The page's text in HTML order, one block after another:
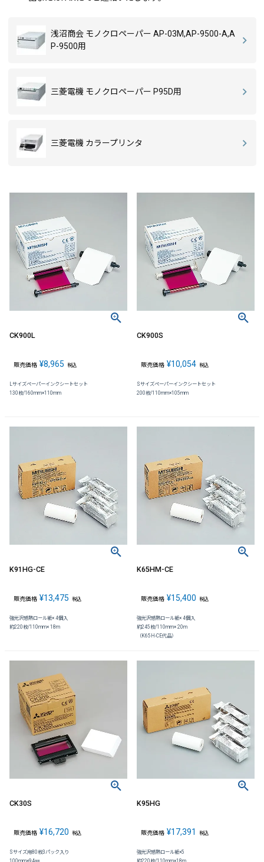
浅沼商会 モノクロペーパー AP-03M,AP-9500-A,A
P-9500用
三菱電機 モノクロペーパー P95D用
三菱電機 カラープリンタ
CK900L
販売価格 ¥8,965 税込
Lサイズペーパーインクシートセット
130枚/160mm×110mm
CK900S
販売価格 ¥10,054 税込
Sサイズペーパーインクシートセット
200枚/110mm×105mm
K91HG-CE
販売価格 ¥13,475 税込
強光沢感熱ロール紙× 4個入
約220枚/110mm× 18m
K65HM-CE
販売価格 ¥15,400 税込
強光沢感熱ロール紙× 4個入
約245枚/110mm× 20m
（K65H-CE代品）
CK30S
販売価格 ¥16,720 税込
Sサイズ用80枚3パック入り
K95HG
販売価格 ¥17,391 税込
強光沢感熱ロール紙×5